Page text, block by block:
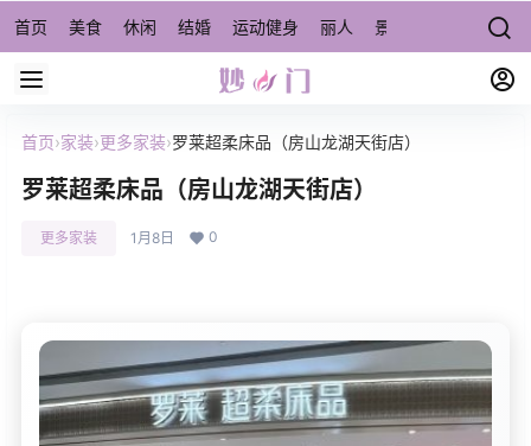
首页 美食 休闲 结婚 运动健身 丽人 景点/周边游 宠物
首页›家装›更多家装›罗莱超柔床品（房山龙湖天街店）
罗莱超柔床品（房山龙湖天街店）
更多家装 1月8日 0